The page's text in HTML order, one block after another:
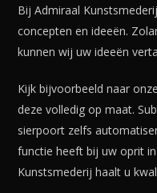
Bij Admiraal
concepten en ideeën.
kunnen wij uw ideeën
Kijk bijvoorbeeld naar
deze volledig op maat.
sierpoort zelfs
functie heeft bij uw oprit
Kunstsmederij haalt u